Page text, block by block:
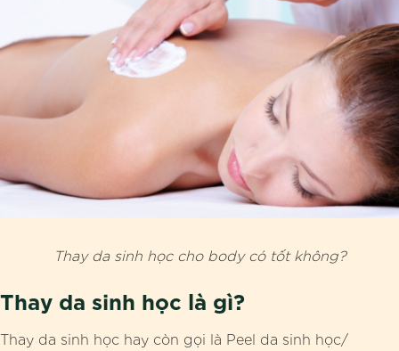
Thay da sinh học cho body có tốt không?
Thay da sinh học là gì?
Thay da sinh học hay còn gọi là Peel da sinh học/